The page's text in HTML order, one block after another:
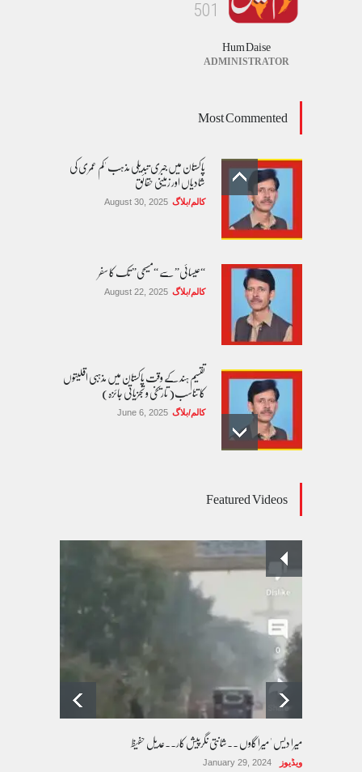
1
0
5
Hum Daise
ADMINISTRATOR
Most Commented
پاکستان میں جبری تبدیلی مذہب 'کم عمری کی
شادیاں اور زمینی حقائق
کالم/بلاگ August 30, 2025
“عیسائی” سے “مسیحی” تک کا سفر
کالم/بلاگ August 22, 2025
تقسیم ہند کے وقت پاکستان میں مذہبی اقلیتوں
کا تناسب( تاریخی و تجزیاتی جائزہ)
کالم/بلاگ June 6, 2025
پسند کی شادیوں کا بڑھتا ہوا رجحان اور راولپنڈی
کی یوسیز میں اندارج پر پابندی ایک نیا تنازعہ
October 14, 2025
Featured Videos
میرا دیس ' میرا گاوں ۔۔شانتی نگرپیش کار۔۔عدیل حفیظ
ویڈیوز January 29, 2024